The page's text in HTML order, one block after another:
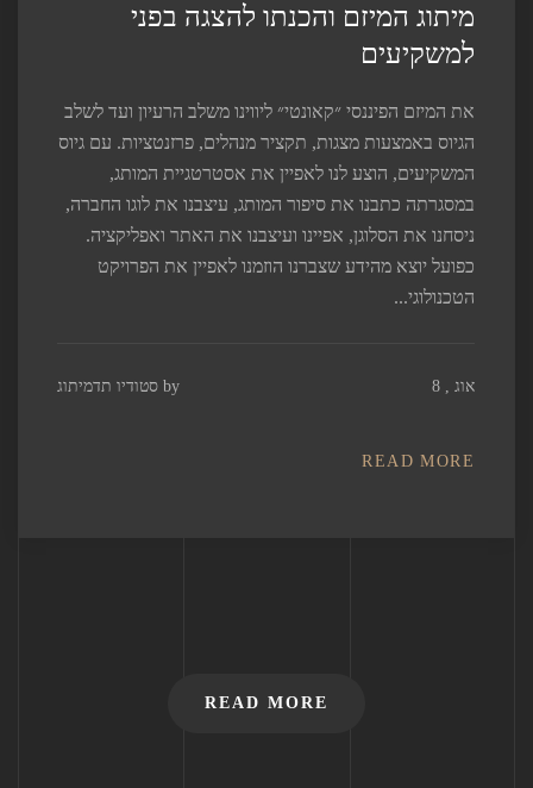
מיתוג המיזם והכנתו להצגה בפני
למשקיעים
את המיזם הפיננסי ״קאונטי״ ליווינו משלב הרעיון ועד לשלב
הגיוס באמצעות מצגות, תקציר מנהלים, פרזנטציות. ‫עם גיוס
המשקיעים, הוצע לנו לאפיין את אסטרטגיית המותג,
במסגרתה כתבנו את סיפור המותג, עיצבנו את לוגו החברה,
ניסחנו את הסלוגן, אפיינו ועיצבנו את האתר ואפליקציה.
כפועל יוצא מהידע שצברנו הוזמנו לאפיין את הפרויקט
הטכנולוגי...
by סטודיו תדמיתוג אוג , 8
READ MORE
READ MORE